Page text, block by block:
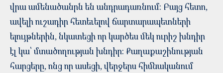
վրա ամենածանրն են անդրադառնում։ Բայց հետո,
ավելի ուշադիր հետեւելով ճարտարապետների
ելույթներին, նկատեցի որ կարծես մեկ ուրիշ խնդիր
էլ կա՝ մտածողության խնդիր։ Քաղաքաշինության
հարցերը, ոնց որ ասեցի, վերջերս հիմնականում